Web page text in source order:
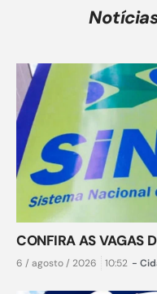
CONFIRA AS VAGAS
6 / agosto / 2026 10:52 -